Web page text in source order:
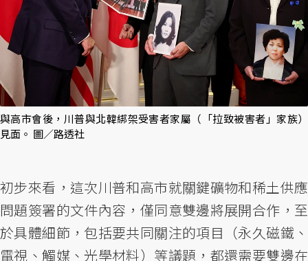
與高市會後，川普與北韓綁架受害者家屬（「拉致被害者」家族）
見面。 圖／路透社
初步來看，這次川普和高市就關鍵礦物和稀土供應
問題簽署的文件內容，僅同意雙邊將展開合作，至
於具體細節，包括要共同關注的項目（永久磁鐵、
電視、觸媒、光學材料）等議題，都還需要雙邊在